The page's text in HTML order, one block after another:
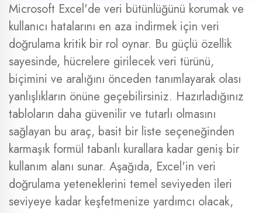
Microsoft Excel'de veri bütünlüğünü korumak ve
kullanıcı hatalarını en aza indirmek için veri
doğrulama kritik bir rol oynar. Bu güçlü özellik
sayesinde, hücrelere girilecek veri türünü,
biçimini ve aralığını önceden tanımlayarak olası
yanlışlıkların önüne geçebilirsiniz. Hazırladığınız
tabloların daha güvenilir ve tutarlı olmasını
sağlayan bu araç, basit bir liste seçeneğinden
karmaşık formül tabanlı kurallara kadar geniş bir
kullanım alanı sunar. Aşağıda, Excel'in veri
doğrulama yeteneklerini temel seviyeden ileri
seviyeye kadar keşfetmenize yardımcı olacak,